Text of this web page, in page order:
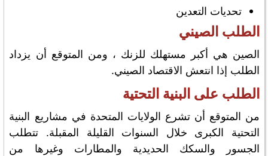
تحديات التعدين
الطلب الصيني
الصين هي أكبر مستهلك للزنك ، ومن المتوقع أن يزداد
الطلب إذا انتعش الاقتصاد الصيني.
الطلب على البنية التحتية
من المتوقع أن تشرع الولايات المتحدة في مشاريع البنية
التحتية الكبرى خلال السنوات القليلة المقبلة. تتطلب
الجسور والسكك الحديدية والمطارات وغيرها من